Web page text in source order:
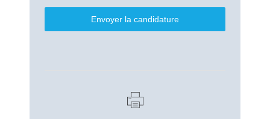
Envoyer la candidature